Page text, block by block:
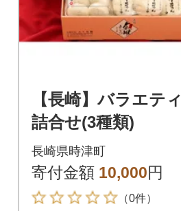
【長崎】バラエティ
詰合せ(3種類)
長崎県時津町
寄付金額 10,000円
（0件）